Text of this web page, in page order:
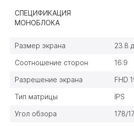
СПЕЦИФИКАЦИЯ
МОНОБЛОКА
Размер экрана 23.8
Соотношение сторон 16:9
Разрешение экрана FHD
Тип матрицы IPS
Угол обзора 178/